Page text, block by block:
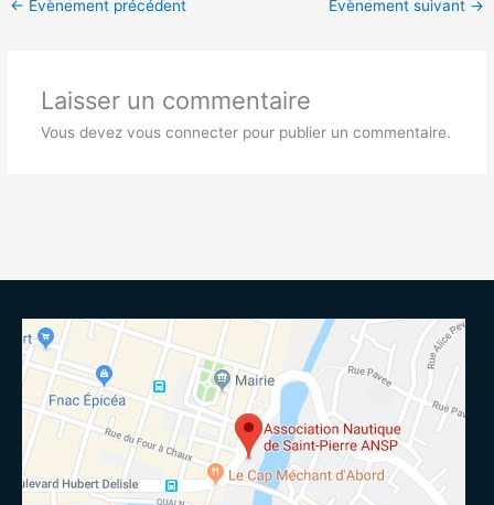
← Évènement précédent Évènement suivant →
Laisser un commentaire
Vous devez vous connecterpour publier un commentaire.